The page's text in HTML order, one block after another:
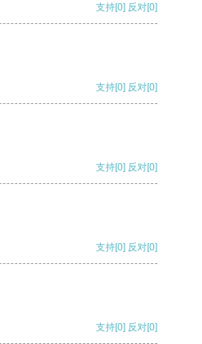
支持[0] 反对[0]
支持[0] 反对[0]
支持[0] 反对[0]
支持[0] 反对[0]
支持[0] 反对[0]